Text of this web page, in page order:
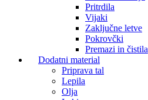
Pritrdila
Vijaki
Zaključne letve
Pokrovčki
Premazi in čistila
Dodatni material
Priprava tal
Lepila
Olja